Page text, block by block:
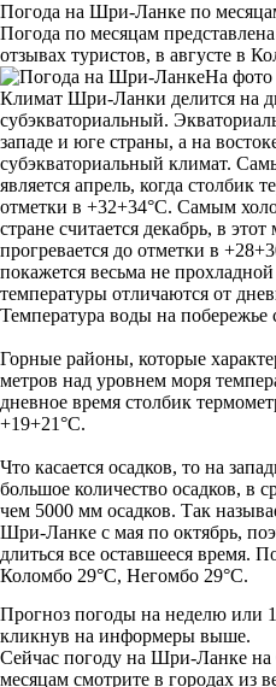
Погода на Шри-Ланке по
Погода по месяцам
отзывах туристов, в августе в
На
Климат Шри-Ланки делится на
субэкваториальный.
западе и юге страны, а на
субэкваториальный климат.
является апрель, когда столбик
отметки в +32+34°С. Самым
стране считается декабрь, в
прогревается до отметки в
покажется весьма не
температуры отличаются от
Температура воды на побережье
Горные районы, которые
метров над уровнем моря
дневное время столбик
+19+21°С.
Что касается осадков, то на
большое количество осадков, в
чем 5000 мм осадков. Так
Шри-Ланке с мая по октябрь,
длиться все оставшееся время.
Коломбо 29°C, Негомбо 29°C.
Прогноз погоды на неделю или
кликнув на информеры выше.
Сейчас погоду на Шри-Ланке на
месяцам смотрите в городах